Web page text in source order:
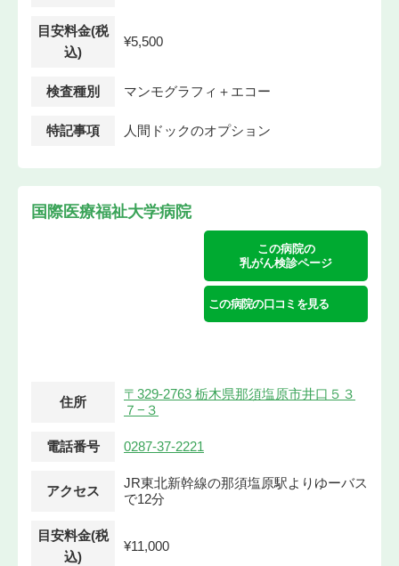
目安料金(税
込)
¥5,500
検査種別 マンモグラフィ＋エコー
特記事項 人間ドックのオプション
国際医療福祉大学病院
この病院の
乳がん検診ページ
この病院の口コミを見る
住所
〒329-2763 栃木県那須塩原市井口５３
７−３
電話番号 0287-37-2221
アクセス
JR東北新幹線の那須塩原駅よりゆーバス
で12分
目安料金(税
込)
¥11,000